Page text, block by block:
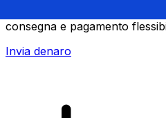
consegna e pagamento
Invia denaro